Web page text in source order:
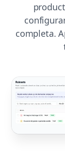
completa.